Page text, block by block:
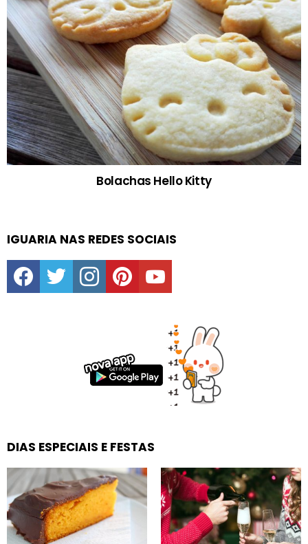
Bolachas Hello Kitty
IGUARIA NAS REDES SOCIAIS
facebooktwitter instagrampinterestyoutube
DIAS ESPECIAIS E FESTAS